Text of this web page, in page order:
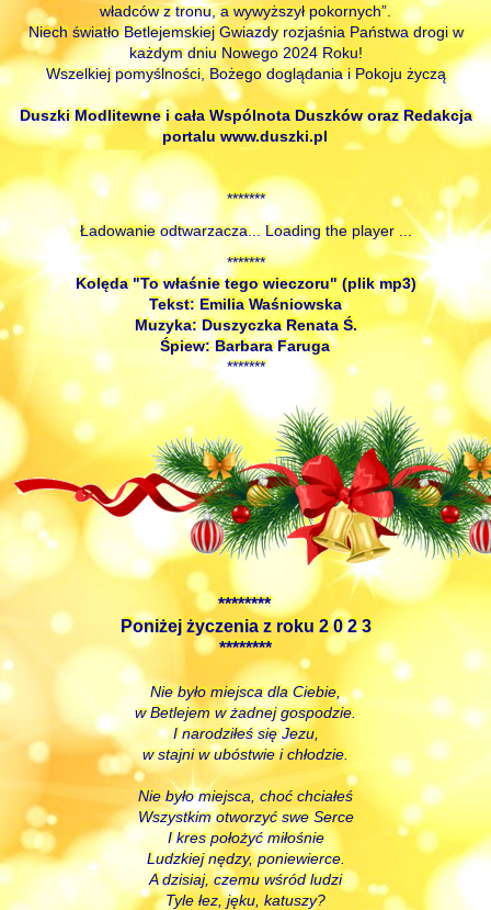
władców z tronu, a wywyższył pokornych”.
Niech światło Betlejemskiej Gwiazdy rozjaśnia Państwa drogi w
każdym dniu Nowego 2024 Roku!
Wszelkiej pomyślności, Bożego doglądania i Pokoju życzą
Duszki Modlitewne i cała Wspólnota Duszków oraz Redakcja
portalu www.duszki.pl
*******
Ładowanie odtwarzacza... Loading the player ...
*******
Kolęda "To właśnie tego wieczoru" (plik mp3)
Tekst: Emilia Waśniowska
Muzyka: Duszyczka Renata Ś.
Śpiew: Barbara Faruga
*******
********
Poniżej życzenia z roku 2 0 2 3
********
Nie było miejsca dla Ciebie,
w Betlejem w żadnej gospodzie.
I narodziłeś się Jezu,
w stajni w ubóstwie i chłodzie.
Nie było miejsca, choć chciałeś
Wszystkim otworzyć swe Serce
I kres położyć miłośnie
Ludzkiej nędzy, poniewierce.
A dzisiaj, czemu wśród ludzi
Tyle łez, jęku, katuszy?